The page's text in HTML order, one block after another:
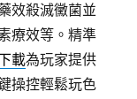
效殺滅黴菌並
療效等。精準
載為玩家提供
操控輕鬆玩色